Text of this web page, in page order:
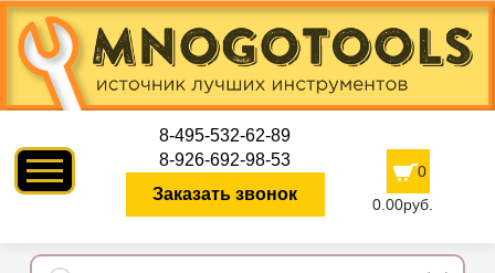
8-495-532-62-89
8-926-692-98-53
Заказать звонок
0
0.00руб.